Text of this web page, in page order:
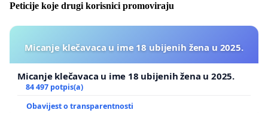
Peticije koje drugi korisnici promoviraju
Micanje klečavaca u ime 18 ubijenih žena u 2025.
Micanje klečavaca u ime 18 ubijenih žena u 2025.
84 497 potpis(a)
Obavijest o transparentnosti